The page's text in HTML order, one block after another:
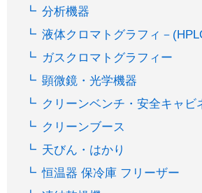
分析機器
液体クロマトグラフィ－
ガスクロマトグラフィー
顕微鏡・光学機器
クリーンベンチ・安全キャビ
クリーンブース
天びん・はかり
恒温器 保冷庫 フリーザー